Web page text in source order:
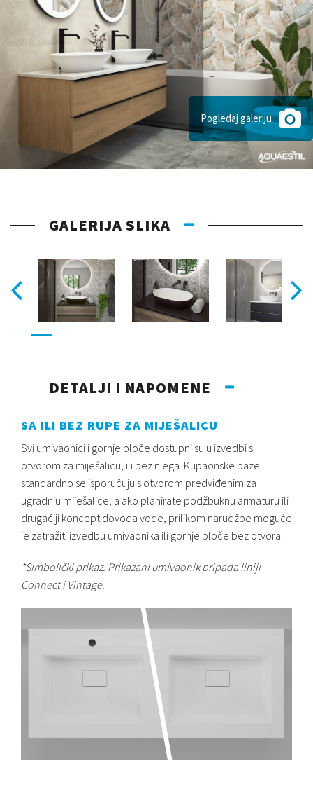
Pogledaj galeriju
GALERIJA SLIKA
DETALJI I NAPOMENE
SA ILI BEZ RUPE ZA MIJEŠALICU
Svi umivaonici i gornje ploče dostupni su u izvedbi s
otvorom za miješalicu, ili bez njega. Kupaonske baze
standardno se isporučuju s otvorom predviđenim za
ugradnju miješalice, a ako planirate podžbuknu armaturu ili
drugačiji koncept dovoda vode, prilikom narudžbe moguće
je zatražiti izvedbu umivaonika ili gornje ploče bez otvora.
*Simbolički prikaz. Prikazani umivaonik pripada liniji
Connect i Vintage.